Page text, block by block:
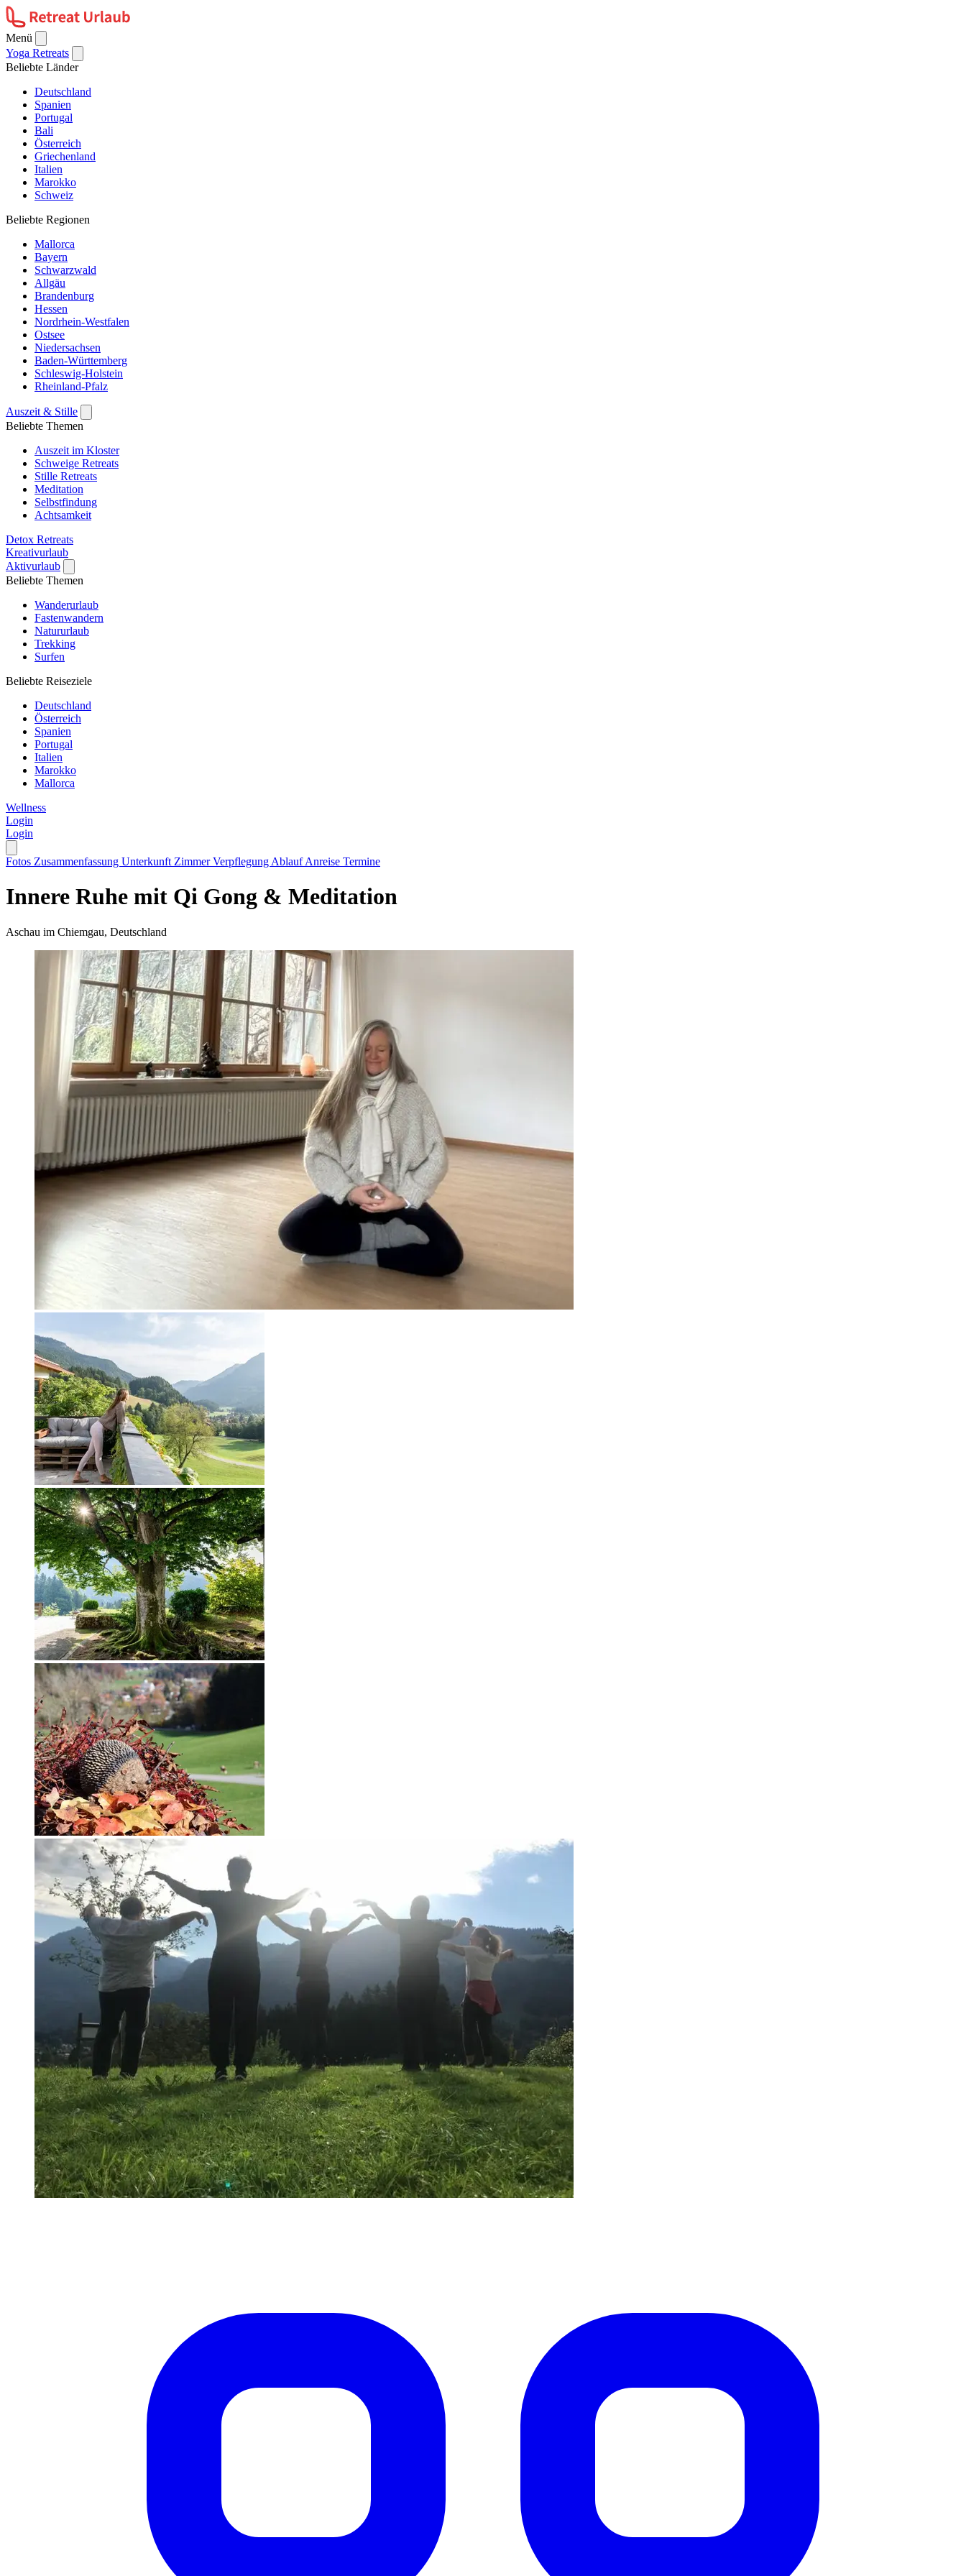
Menü
Yoga Retreats
Beliebte Länder
Deutschland
Spanien
Portugal
Bali
Österreich
Griechenland
Italien
Marokko
Schweiz
Beliebte Regionen
Mallorca
Bayern
Schwarzwald
Allgäu
Brandenburg
Hessen
Nordrhein-Westfalen
Ostsee
Niedersachsen
Baden-Württemberg
Schleswig-Holstein
Rheinland-Pfalz
Auszeit & Stille
Beliebte Themen
Auszeit im Kloster
Schweige Retreats
Stille Retreats
Meditation
Selbstfindung
Achtsamkeit
Detox Retreats
Kreativurlaub
Aktivurlaub
Beliebte Themen
Wanderurlaub
Fastenwandern
Natururlaub
Trekking
Surfen
Beliebte Reiseziele
Deutschland
Österreich
Spanien
Portugal
Italien
Marokko
Mallorca
Wellness
Login
Login
Fotos Zusammenfassung Unterkunft ZimmerVerpflegung AblaufAnreise Termine
Innere Ruhe mit Qi Gong & Meditation
Aschau im Chiemgau, Deutschland